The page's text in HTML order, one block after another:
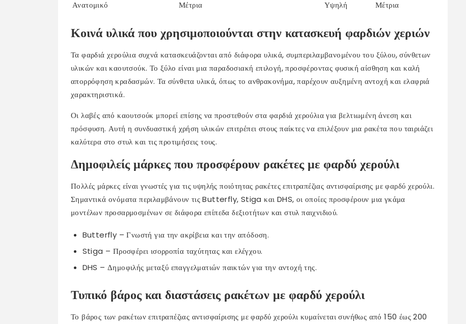
Ανατομικό
Μέτρια Υψηλή Μέτρια
Κοινά υλικά που χρησιμοποιούνται στην κατασκευή φαρδιών χεριών
Τα φαρδιά χερούλια συχνά κατασκευάζονται από διάφορα υλικά, συμπεριλαμβανομένου του ξύλου, σύνθετων
υλικών και καουτσούκ. Το ξύλο είναι μια παραδοσιακή επιλογή, προσφέροντας φυσική αίσθηση και καλή
απορρόφηση κραδασμών. Τα σύνθετα υλικά, όπως το ανθρακονήμα, παρέχουν αυξημένη αντοχή και ελαφριά
χαρακτηριστικά.
Οι λαβές από καουτσούκ μπορεί επίσης να προστεθούν στα φαρδιά χερούλια για βελτιωμένη άνεση και
πρόσφυση. Αυτή η συνδυαστική χρήση υλικών επιτρέπει στους παίκτες να επιλέξουν μια ρακέτα που ταιριάζει
καλύτερα στο στυλ και τις προτιμήσεις τους.
Δημοφιλείς μάρκες που προσφέρουν ρακέτες με φαρδύ χερούλι
Πολλές μάρκες είναι γνωστές για τις υψηλής ποιότητας ρακέτες επιτραπέζιας αντισφαίρισης με φαρδύ χερούλι.
Σημαντικά ονόματα περιλαμβάνουν τις Butterfly, Stiga και DHS, οι οποίες προσφέρουν μια γκάμα
μοντέλων προσαρμοσμένων σε διάφορα επίπεδα δεξιοτήτων και στυλ παιχνιδιού.
Butterfly – Γνωστή για την ακρίβεια και την απόδοση.
Stiga – Προσφέρει ισορροπία ταχύτητας και ελέγχου.
DHS – Δημοφιλής μεταξύ επαγγελματιών παικτών για την αντοχή της.
Τυπικό βάρος και διαστάσεις ρακέτων με φαρδύ χερούλι
Το βάρος των ρακέτων επιτραπέζιας αντισφαίρισης με φαρδύ χερούλι κυμαίνεται συνήθως από 150 έως 200